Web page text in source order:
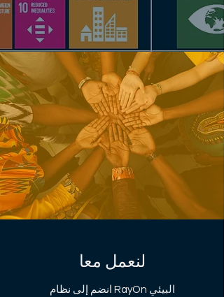
لنعمل معا
انضم إلى نظام RayOn البيئي